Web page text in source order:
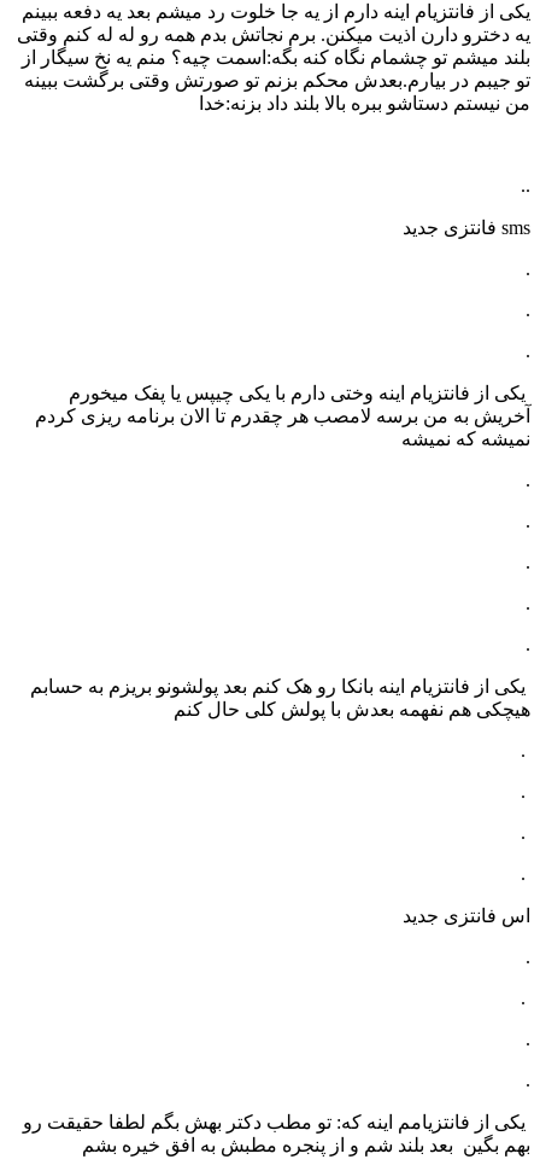
یکی از فانتزیام اینه دارم از یه جا خلوت رد میشم بعد یه دفعه ببینم
یه دخترو دارن اذیت میکنن. برم نجاتش بدم همه رو له له کنم وقتی
بلند میشم تو چشمام نگاه کنه بگه:اسمت چیه؟ منم یه نخ سیگار از
تو جیبم در بیارم.بعدش محکم بزنم تو صورتش وقتی برگشت ببینه
من نیستم دستاشو ببره بالا بلند داد بزنه:خدا
..
sms فانتزی جدید
.
.
.
یکی از فانتزیام اینه وختی دارم با یکی چیپس یا پفک میخورم
آخریش به من برسه لامصب هر چقدرم تا الان برنامه ریزی کردم
نمیشه که نمیشه
.
.
.
.
.
یکی از فانتزیام اینه بانکا رو هک کنم بعد پولشونو بریزم به حسابم
هیچکی هم نفهمه بعدش با پولش کلی حال کنم
.
.
.
.
اس فانتزی جدید
.
.
.
.
یکی از فانتزیامم اینه که: تو مطب دکتر بهش بگم لطفا حقیقت رو
بهم بگین بعد بلند شم و از پنجره مطبش به افق خیره بشم